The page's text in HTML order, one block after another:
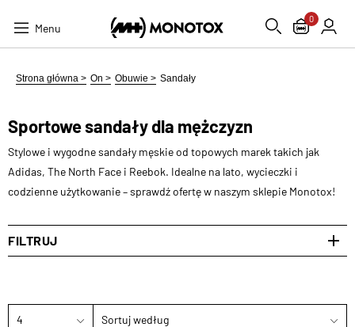
Menu
0
Strona główna > On > Obuwie > Sandały
Sportowe sandały dla mężczyzn
Stylowe i wygodne sandały męskie od topowych marek takich jak
Adidas, The North Face i Reebok. Idealne na lato, wycieczki i
codzienne użytkowanie – sprawdź ofertę w naszym sklepie Monotox!
FILTRUJ
4 Sortuj według